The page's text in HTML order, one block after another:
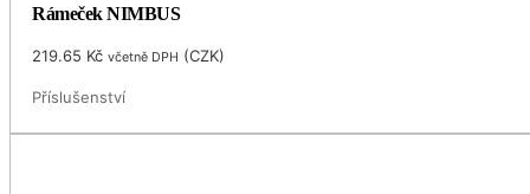
Rámeček NIMBUS
219.65 Kč včetně DPH (CZK)
Příslušenství